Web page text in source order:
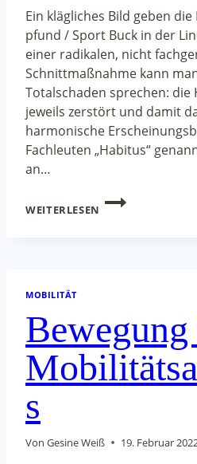
Ein klägliches Bild geben
pfund / Sport Buck in der
einer radikalen, nicht
Schnittmaßnahme kann
Totalschaden sprechen: die
jeweils zerstört und damit
harmonische
Fachleuten „Habitus“
an…
WEITERLESEN
PFUSCH
MOBILITÄT
s
Von Gesine Weiß 19. Februar